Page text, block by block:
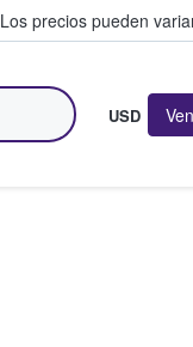
Los precios pueden
USD